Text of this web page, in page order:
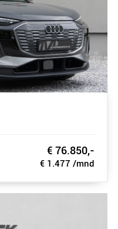
€ 76.850,-
€ 1.477 /mnd